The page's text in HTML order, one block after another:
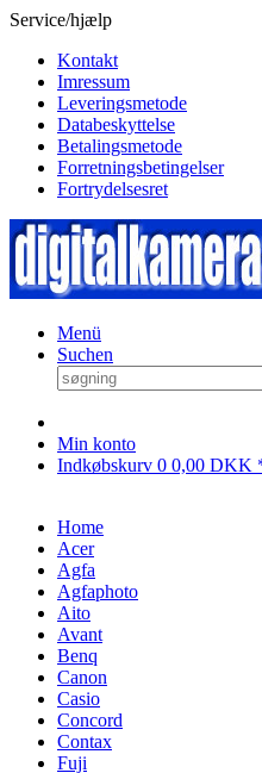
Service/hjælp
Kontakt
Imressum
Leveringsmetode
Databeskyttelse
Betalingsmetode
Forretningsbetingelser
Fortrydelsesret
Menü
Suchen
Min konto
Indkøbskurv 0 0,00 DKK
Home
Acer
Agfa
Agfaphoto
Aito
Avant
Benq
Canon
Casio
Concord
Contax
Fuji